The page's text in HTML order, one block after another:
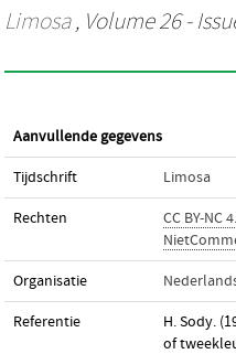
Limosa, Volume 26 -
Aanvullende gegevens
Tijdschrift Limosa
Rechten
CC BY-NC
Organisatie
Referentie
H. Sody.
of